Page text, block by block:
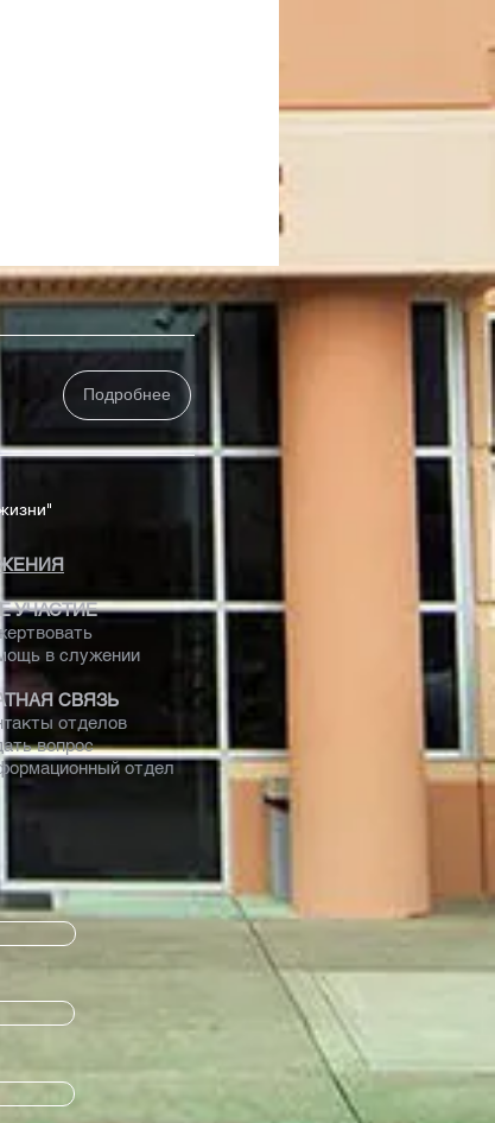
Подробнее
УЧАСТИЕ
в служении
СВЯЗЬ
отделов
вопрос
отдел